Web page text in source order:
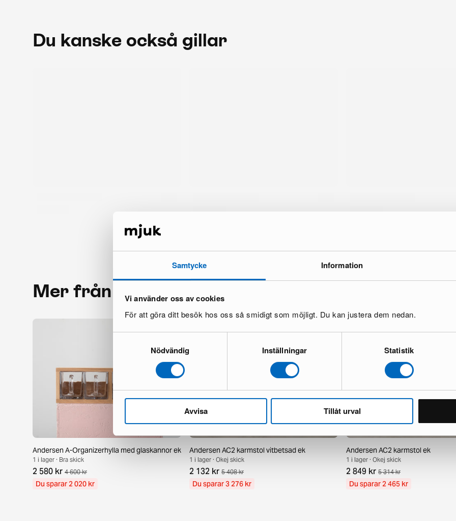
Samtycke Information
Vi använder oss av cookies
För att göra ditt besök hos oss så smidigt som möjligt. Du kan justera dem nedan.
Nödvändig Inställningar Statistik
Avvisa Tillåt urval
Du kanske också gillar
Mer från samma märke
Andersen A-Organizerhylla med glaskannor ek
1 i lager · Bra skick
2 580 kr 4 600 kr
Du sparar 2 020 kr
Andersen AC2 karmstol vitbetsad ek
1 i lager · Okej skick
2 132 kr 5 408 kr
Du sparar 3 276 kr
Andersen AC2 karmstol ek
1 i lager · Okej skick
2 849 kr 5 314 kr
Du sparar 2 465 kr